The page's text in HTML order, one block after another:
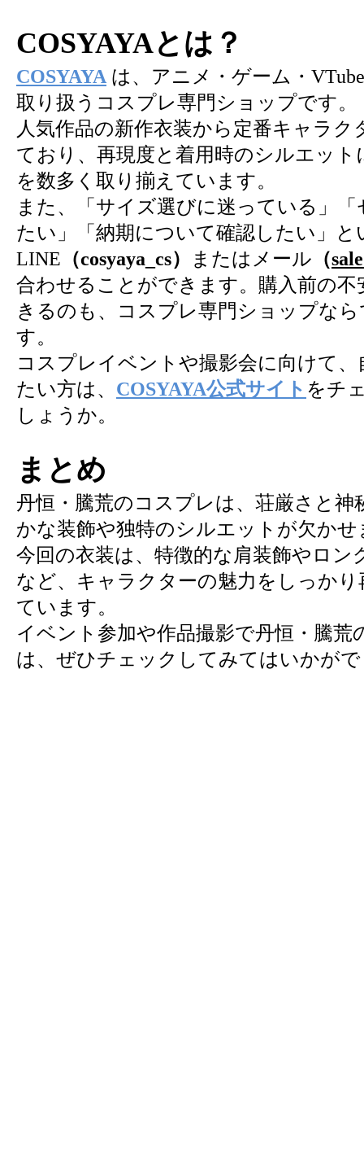
COSYAYAとは？
COSYAYA は、アニメ・ゲーム・
取り扱うコスプレ専門ショップです。
人気作品の新作衣装から定番キャラ
ており、再現度と着用時のシルエッ
を数多く取り揃えています。
また、「サイズ選びに迷っている」
たい」「納期について確認したい」と
LINE （cosyaya_cs） またはメール （
合わせることができます。購入前の
きるのも、コスプレ専門ショップな
す。
コスプレイベントや撮影会に向けて
たい方は、 COSYAYA公式サイト をチ
しょうか。
まとめ
丹恒・騰荒のコスプレは、荘厳さと神
かな装飾や独特のシルエットが欠かせ
今回の衣装は、特徴的な肩装飾やロン
など、キャラクターの魅力をしっか
ています。
イベント参加や作品撮影で丹恒・騰荒
は、ぜひチェックしてみてはいかが